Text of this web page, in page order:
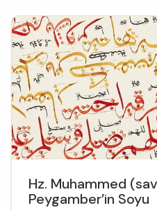
Mekke’nin bilinen tarihi
Hz. Muhammed
Peygamber’in Soyu